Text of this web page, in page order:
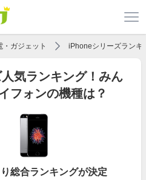
・ガジェット iPhoneシリーズランキ
気ランキング！みん
フォンの機種は？
総合ランキングが決定